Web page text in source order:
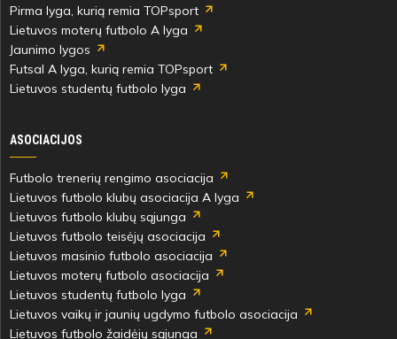
Pirma lyga, kurią remia TOPsport
Lietuvos moterų futbolo A lyga
Jaunimo lygos
Futsal A lyga, kurią remia TOPsport
Lietuvos studentų futbolo lyga
ASOCIACIJOS
Futbolo trenerių rengimo asociacija
Lietuvos futbolo klubų asociacija A lyga
Lietuvos futbolo klubų sąjunga
Lietuvos futbolo teisėjų asociacija
Lietuvos masinio futbolo asociacija
Lietuvos moterų futbolo asociacija
Lietuvos studentų futbolo lyga
Lietuvos vaikų ir jaunių ugdymo futbolo asociacija
Lietuvos futbolo žaidėjų sąjunga